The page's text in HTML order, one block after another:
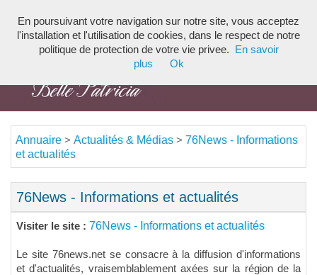
Annuaire > Actualités & Médias > 76News - Informations
et actualités
76News - Informations et actualités
Visiter le site : 76News - Informations et actualités
Le site 76news.net se consacre à la diffusion d'informations
et d'actualités, vraisemblablement axées sur la région de la
En poursuivant votre navigation sur notre site, vous acceptez
l'installation et l'utilisation de cookies, dans le respect de notre
politique de protection de votre vie privee.
En savoir
plus
Ok